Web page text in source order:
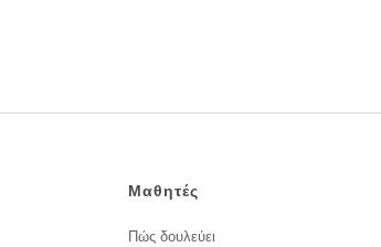
Μαθητές
Πώς δουλεύει